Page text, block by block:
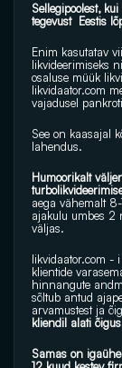
Sellegipoolest,
tegevust  Eestis
Enim kasutatav
likvideerimiseks
osaluse müük
likvidaator.com
vajadusel
See on kaasajal
lahendus.
Humoorikalt
aega vähemalt
ajakulu umbes 2
väljas.
likvidaator.com - i
klientide
hinnangute
sõltub antud
arvamustest ja
kliendil alati
Samas on